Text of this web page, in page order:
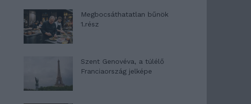
Megbocsáthatatlan bűnök
1.rész
Szent Genovéva, a túlélő
Franciaország jelképe